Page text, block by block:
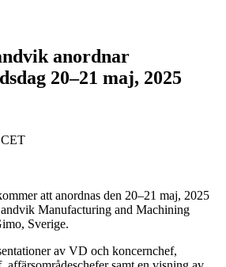
anordnar
20–21 maj, 2025
att anordnas den 20–21 maj, 2025
Manufacturing and Machining
Sverige.
av VD och koncernchef,